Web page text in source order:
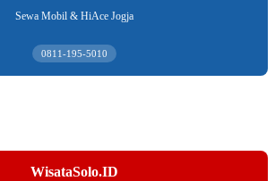
Sewa Mobil & HiAce Jogja
0811-195-5010
WisataSolo.ID